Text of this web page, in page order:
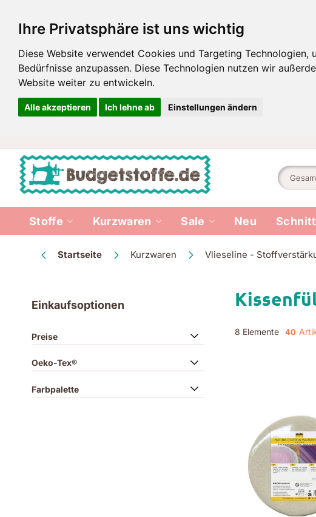
Ihre Privatsphäre ist uns wichtig
Diese Website verwendet Cookies und Targeting
Bedürfnisse anzupassen. Diese Technologien nutzen wir
Website weiter zu entwickeln.
Alle akzeptieren Ich lehne ab Einstellungen ändern
Zum
Inhalt
springen
Suche
Stoffe Kurzwaren Sale Neu
Startseite Kurzwaren Vlieseline -
8 Elemente
Einkaufsoptionen
Preise
Oeko-Tex®
Farbpalette